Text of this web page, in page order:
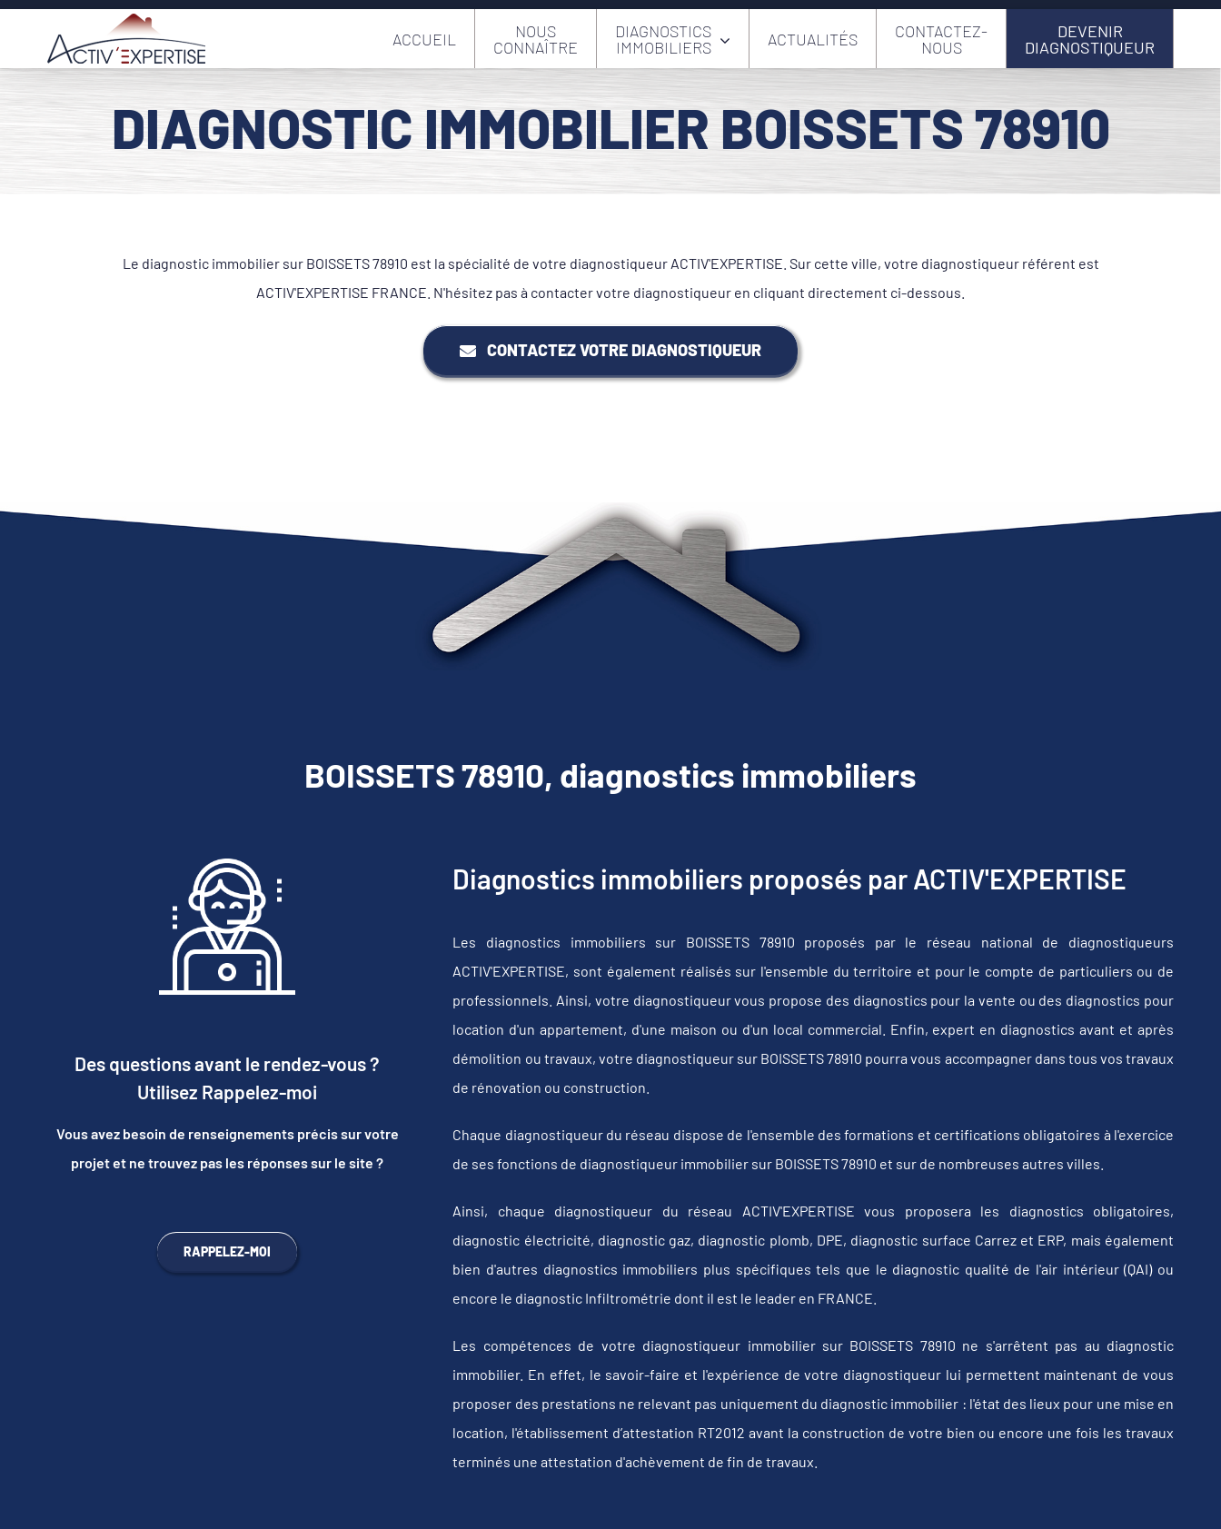
Passer
contenu
ACCUEIL
NOUS
CONNAÎTRE
DIAGNOSTICS
IMMOBILIERS
ACTUALITÉS
CONTACTEZ-
NOUS
DEVENIR
DIAGNOSTIQUEUR
DIAGNOSTIC IMMOBILIER BOISSETS 78910
Le diagnostic immobilier sur BOISSETS 78910 est la spécialité de votre diagnostiqueur ACTIV'EXPERTISE. Sur cette ville, votre diagnostiqueur référent est
ACTIV'EXPERTISE FRANCE. N'hésitez pas à contacter votre diagnostiqueur en cliquant directement ci-dessous.
CONTACTEZ VOTRE DIAGNOSTIQUEUR
BOISSETS 78910, diagnostics immobiliers
Des questions avant le rendez-vous ?
Utilisez Rappelez-moi
Vous avez besoin de renseignements précis sur votre
projet et ne trouvez pas les réponses sur le site ?
RAPPELEZ-MOI
Diagnostics immobiliers proposés par ACTIV'EXPERTISE
Les diagnostics immobiliers sur BOISSETS 78910 proposés par le réseau national de diagnostiqueurs
ACTIV'EXPERTISE, sont également réalisés sur l'ensemble du territoire et pour le compte de particuliers ou de
professionnels. Ainsi, votre diagnostiqueur vous propose des diagnostics pour la vente ou des diagnostics pour
location d'un appartement, d'une maison ou d'un local commercial. Enfin, expert en diagnostics avant et après
démolition ou travaux, votre diagnostiqueur sur BOISSETS 78910 pourra vous accompagner dans tous vos travaux
de rénovation ou construction.
Chaque diagnostiqueur du réseau dispose de l'ensemble des formations et certifications obligatoires à l'exercice
de ses fonctions de diagnostiqueur immobilier sur BOISSETS 78910 et sur de nombreuses autres villes.
Ainsi, chaque diagnostiqueur du réseau ACTIV'EXPERTISE vous proposera les diagnostics obligatoires,
diagnostic électricité, diagnostic gaz, diagnostic plomb, DPE, diagnostic surface Carrez et ERP, mais également
bien d'autres diagnostics immobiliers plus spécifiques tels que le diagnostic qualité de l'air intérieur (QAI) ou
encore le diagnostic Infiltrométrie dont il est le leader en FRANCE.
Les compétences de votre diagnostiqueur immobilier sur BOISSETS 78910 ne s'arrêtent pas au diagnostic
immobilier. En effet, le savoir-faire et l'expérience de votre diagnostiqueur lui permettent maintenant de vous
proposer des prestations ne relevant pas uniquement du diagnostic immobilier : l'état des lieux pour une mise en
location, l'établissement d’attestation RT2012 avant la construction de votre bien ou encore une fois les travaux
terminés une attestation d'achèvement de fin de travaux.